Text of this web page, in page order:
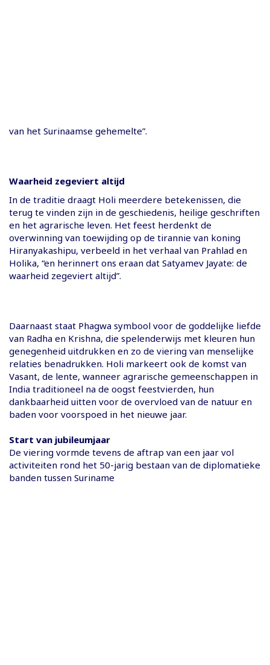
van het Surinaamse gehemelte”.
Waarheid zegeviert altijd
In de traditie draagt Holi meerdere betekenissen, die
terug te vinden zijn in de geschiedenis, heilige geschriften
en het agrarische leven. Het feest herdenkt de
overwinning van toewijding op de tirannie van koning
Hiranyakashipu, verbeeld in het verhaal van Prahlad en
Holika, “en herinnert ons eraan dat Satyamev Jayate: de
waarheid zegeviert altijd”.
Daarnaast staat Phagwa symbool voor de goddelijke liefde
van Radha en Krishna, die spelenderwijs met kleuren hun
genegenheid uitdrukken en zo de viering van menselijke
relaties benadrukken. Holi markeert ook de komst van
Vasant, de lente, wanneer agrarische gemeenschappen in
India traditioneel na de oogst feestvierden, hun
dankbaarheid uitten voor de overvloed van de natuur en
baden voor voorspoed in het nieuwe jaar.
Start van jubileumjaar
De viering vormde tevens de aftrap van een jaar vol
activiteiten rond het 50-jarig bestaan van de diplomatieke
banden tussen Suriname